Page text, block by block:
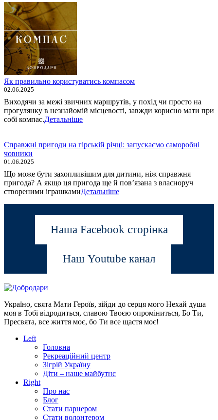
Як правильно користуватись компасом
02.06.2025
Виходячи за межі звичних маршрутів, у похід чи просто на
прогулянку в незнайомій місцевості, завжди корисно мати при
собі компас.Детальніше
Справжні пригоди на гірській річці: запускаємо саморобні
човники
01.06.2025
Що може бути захопливішим для дитини, ніж справжня
пригода? А якщо ця пригода ще й пов’язана з власноруч
створеними іграшкамиДетальніше
Наша Facebook сторінка
Наш Youtube канал
Україно, свята Мати Героїв, зійди до серця мого Нехай душа
моя в Тобі відродиться, славою Твоєю опроміниться, Бо Ти,
Пресвята, все життя моє, бо Ти все щастя моє!
Left
Головна
Рекреаційний центр
Зігрій Україну
Діти – наше майбутнє
Right
Про нас
Блог
Стати парнером
Стати волонтером